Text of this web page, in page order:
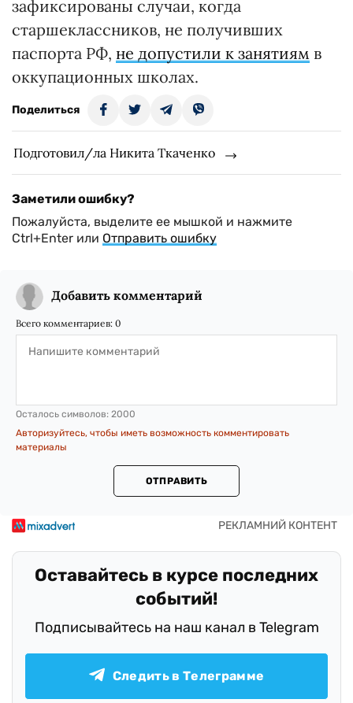
зафиксированы случаи, когда
старшеклассников, не получивших
паспорта РФ, не допустили к занятиям в
оккупационных школах.
Поделиться
Подготовил/ла Никита Ткаченко
Заметили ошибку?
Пожалуйста, выделите ее мышкой и нажмите
Ctrl+Enter или Отправить ошибку
Добавить комментарий
Всего комментариев: 0
Осталось символов: 2000
Авторизуйтесь, чтобы иметь возможность комментировать
материалы
ОТПРАВИТЬ
Оставайтесь в курсе последних
событий!
Подписывайтесь на наш канал в Telegram
Следить в Телеграмме